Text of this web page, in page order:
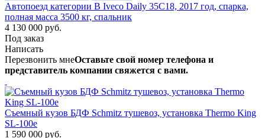
Автопоезд категории В Iveco Daily 35C18, 2017 год, спарка,
полная масса 3500 кг, спальник
4 130 000 руб.
Под заказ
Написать
Перезвонить мнеОставьте свой номер телефона и
представитель компании свяжется с вами.
Съемный кузов БДФ Schmitz тушевоз, установка Thermo King
SL-100e
1 590 000 руб.